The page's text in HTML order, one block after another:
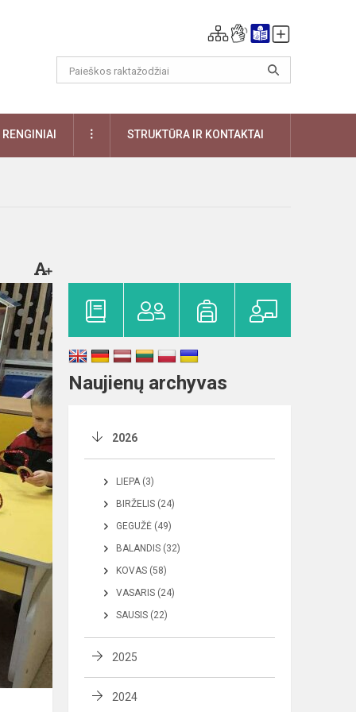
RENGINIAI DAUGIAUSTRUKTŪRA IR KONTAKTAI
Naujienų archyvas
2026
LIEPA (3)
BIRŽELIS (24)
GEGUŽĖ (49)
BALANDIS (32)
KOVAS (58)
VASARIS (24)
SAUSIS (22)
2025
2024